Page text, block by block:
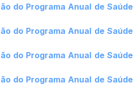
do Programa Anual de Saúde
do Programa Anual de Saúde
do Programa Anual de Saúde
do Programa Anual de Saúde